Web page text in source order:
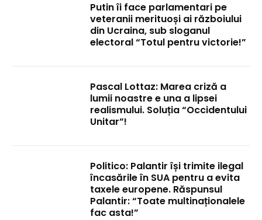
Putin îi face parlamentari pe
veteranii merituoși ai războiului
din Ucraina, sub sloganul
electoral “Totul pentru victorie!”
Pascal Lottaz: Marea criză a
lumii noastre e una a lipsei
realismului. Soluția “Occidentului
Unitar”!
Politico: Palantir își trimite ilegal
încasările în SUA pentru a evita
taxele europene. Răspunsul
Palantir: “Toate multinaționalele
fac asta!”